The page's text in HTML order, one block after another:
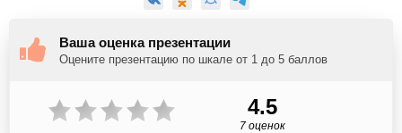
Ваша оценка презентации
Оцените презентацию по шкале от 1 до 5 баллов
4.5
7 оценок